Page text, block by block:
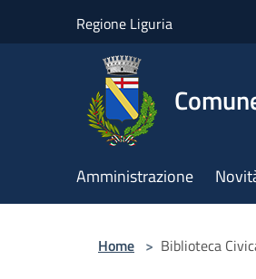
Regione Liguria
Amministrazione
Home > Biblioteca